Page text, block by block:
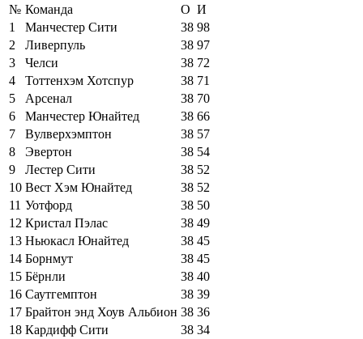
№ Команда О И
1
Манчестер Сити 38 98
2
Ливерпуль 38 97
3
Челси 38 72
4
Тоттенхэм Хотспур 38 71
5
Арсенал 38 70
6
Манчестер Юнайтед 38 66
7
Вулверхэмптон 38 57
8
Эвертон 38 54
9
Лестер Сити 38 52
10 Вест Хэм Юнайтед 38 52
11 Уотфорд 38 50
12 Кристал Пэлас 38 49
13 Ньюкасл Юнайтед 38 45
14 Борнмут 38 45
15 Бёрнли 38 40
16 Саутгемптон 38 39
17 Брайтон энд Хоув Альбион 38 36
18 Кардифф Сити 38 34